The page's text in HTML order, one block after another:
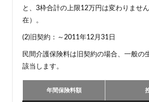
と、3枠合計の上限12万円は変わりませ
在）。
(2)旧契約：～2011年12月31日
民間介護保険料は旧契約の場合、一般の
該当します。
年間保険料額